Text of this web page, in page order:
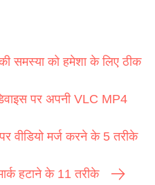
समस्या को हमेशा के लिए ठीक
पर अपनी VLC MP4
वीडियो मर्ज करने के 5 तरीके
हटाने के 11 तरीके